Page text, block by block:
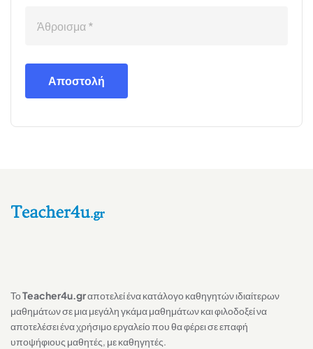
Αποστολή
ΤοTeacher4u.grαποτελεί ένα κατάλογο καθηγητών ιδιαίτερων
μαθημάτων σε μια μεγάλη γκάμα μαθημάτων και φιλοδοξεί να
αποτελέσει ένα χρήσιμο εργαλείο που θα φέρει σε επαφή
υποψήφιους μαθητές, με καθηγητές.